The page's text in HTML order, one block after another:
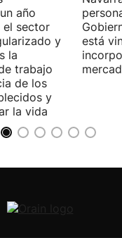
año
el sector
y
la
trabajo
de los
y
la vida
está